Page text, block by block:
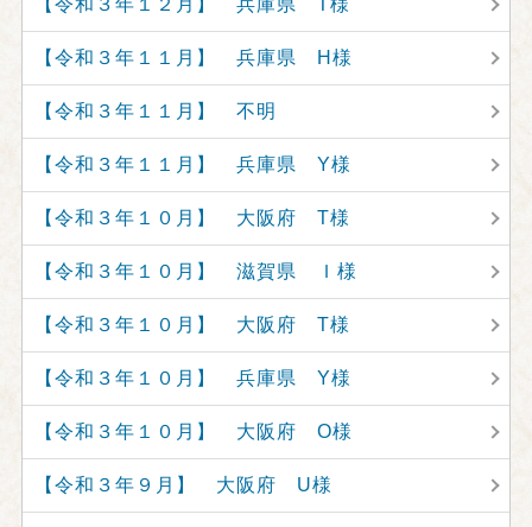
【令和３年１２月】 兵庫県 T様
【令和３年１１月】 兵庫県 H様
【令和３年１１月】 不明
【令和３年１１月】 兵庫県 Y様
【令和３年１０月】 大阪府 T様
【令和３年１０月】 滋賀県 Ｉ様
【令和３年１０月】 大阪府 T様
【令和３年１０月】 兵庫県 Y様
【令和３年１０月】 大阪府 O様
【令和３年９月】 大阪府 U様